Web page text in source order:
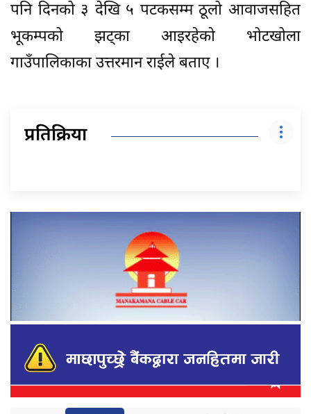
पनि दिनको ३ देखि ५ पटकसम्म ठूलो आवाजसहित
भूकम्पको झट्का आइरहेको भोटखोला
गाउँपालिकाका उत्तरमान राईले बताए ।
प्रतिक्रिया